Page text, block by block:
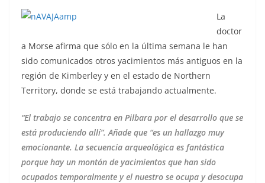
La
doctor
a Morse afirma que sólo en la última semana le han
sido comunicados otros yacimientos más antiguos en la
región de Kimberley y en el estado de Northern
Territory, donde se está trabajando actualmente.
“El trabajo se concentra en Pilbara por el desarrollo que se
está produciendo allí”. Añade que “es un hallazgo muy
emocionante. La secuencia arqueológica es fantástica
porque hay un montón de yacimientos que han sido
ocupados temporalmente y el nuestro se ocupa y desocupa